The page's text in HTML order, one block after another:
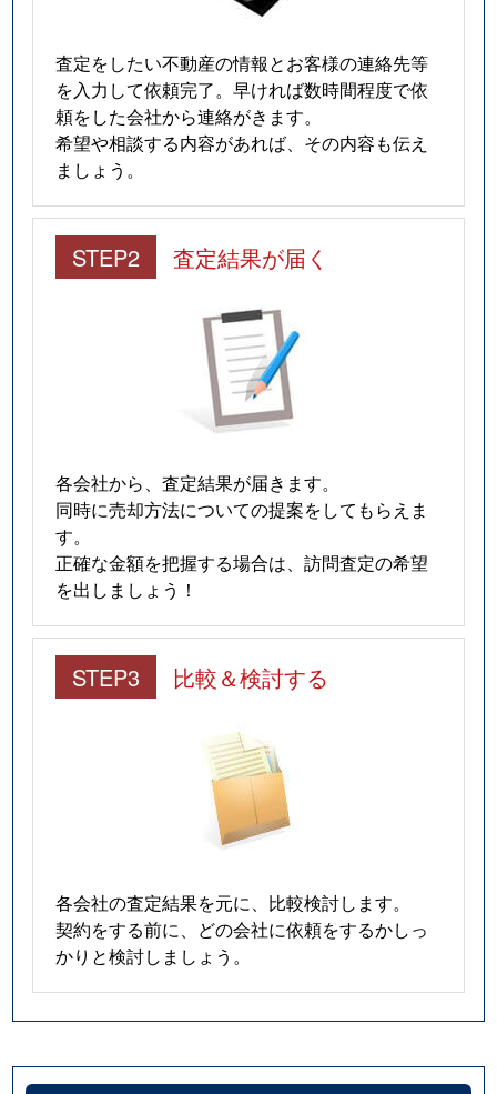
査定をしたい不動産の情報とお客様の連絡先等
を入力して依頼完了。早ければ数時間程度で依
頼をした会社から連絡がきます。
希望や相談する内容があれば、その内容も伝え
ましょう。
STEP2 査定結果が届く
各会社から、査定結果が届きます。
同時に売却方法についての提案をしてもらえま
す。
正確な金額を把握する場合は、訪問査定の希望
を出しましょう！
STEP3 比較＆検討する
各会社の査定結果を元に、比較検討します。
契約をする前に、どの会社に依頼をするかしっ
かりと検討しましょう。